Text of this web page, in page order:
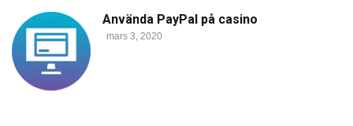
Använda PayPal på casino
mars 3, 2020